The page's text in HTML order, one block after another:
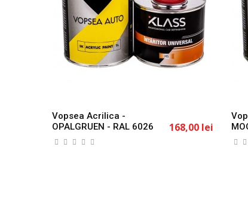
Vopsea Acrilica -
OPALGRUEN - RAL 6026
1L KLASS
168,00 lei
1L